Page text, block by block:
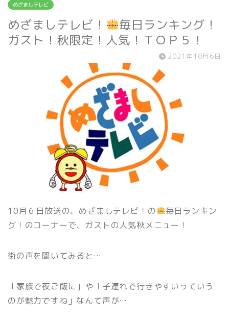
めざましテレビ
めざましテレビ！
毎日ランキング！
ガスト！秋限定！人気！ＴＯＰ５！
2021年10月6日
10月６日放送の、めざましテレビ！の
毎日ランキン
グ！のコーナーで、ガストの人気秋メニュー！
街の声を聞いてみると…
「家族で夜ご飯に」や「子連れで行きやすいっていう
のが魅力ですね」なんて声が…